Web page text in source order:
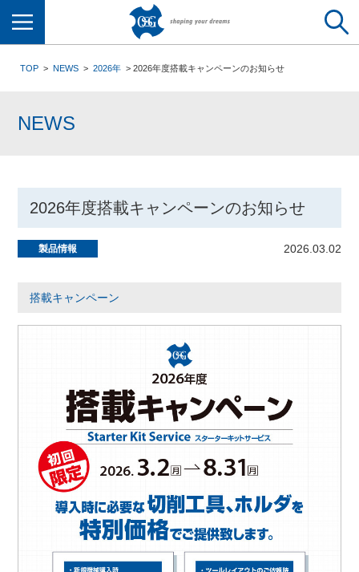
TOP NEWS 2026年 2026年度搭載キャンペーンのお知らせ
NEWS
2026年度搭載キャンペーンのお知らせ
製品情報 2026.03.02
搭載キャンペーン